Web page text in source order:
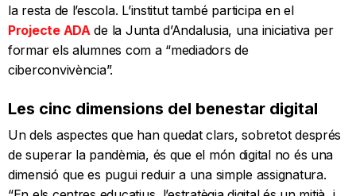
la resta de l’escola. L’institut també participa en el
Projecte ADAde la Junta d’Andalusia, una iniciativa per
formar els alumnes com a “mediadors de
ciberconvivència”.
Les cinc dimensions del benestar digital
Un dels aspectes que han quedat clars, sobretot després
de superar la pandèmia, és que el món digital no és una
dimensió que es pugui reduir a una simple assignatura.